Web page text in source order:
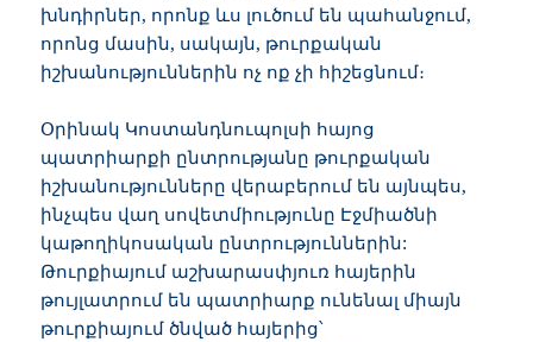
խնդիրներ, որոնք ևս լուծում են պահանջում,
որոնց մասին, սակայն, թուրքական
իշխանություններին ոչ ոք չի հիշեցնում։
Օրինակ Կոստանդնուպոլսի հայոց
պատրիարքի ընտրությանը թուրքական
իշխանությունները վերաբերում են այնպես,
ինչպես վաղ սովետմիությունը Էջմիածնի
կաթողիկոսական ընտրություններին:
Թուրքիայում աշխարասփյուռ հայերին
թույլատրում են պատրիարք ունենալ միայն
թուրքիայում ծնված հայերից՝